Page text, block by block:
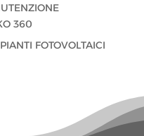
360
FOTOVOLTAICI